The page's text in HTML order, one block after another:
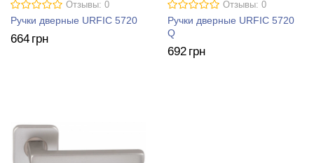
Отзывы: 0
Ручки дверные URFIC 5720
664 грн
Отзывы: 0
Ручки дверные URFIC 5720
Q
692 грн